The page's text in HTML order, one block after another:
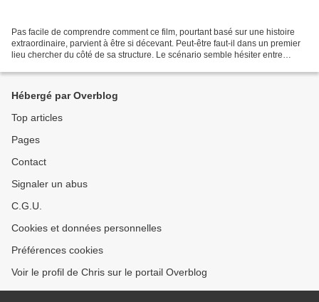
Pas facile de comprendre comment ce film, pourtant basé sur une histoire
extraordinaire, parvient à être si décevant. Peut-être faut-il dans un premier
lieu chercher du côté de sa structure. Le scénario semble hésiter entre
Hébergé par Overblog
Top articles
Pages
Contact
Signaler un abus
C.G.U.
Cookies et données personnelles
Préférences cookies
Voir le profil de Chris sur le portail Overblog